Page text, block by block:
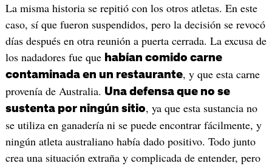
La misma historia se repitió con los otros atletas. En este
caso, sí que fueron suspendidos, pero la decisión se revocó
días después en otra reunión a puerta cerrada. La excusa de
los nadadores fue que habían comido carne
contaminada en un restaurante, y que esta carne
provenía de Australia. Una defensa que no se
sustenta por ningún sitio, ya que esta sustancia no
se utiliza en ganadería ni se puede encontrar fácilmente, y
ningún atleta australiano había dado positivo. Todo junto
crea una situación extraña y complicada de entender, pero